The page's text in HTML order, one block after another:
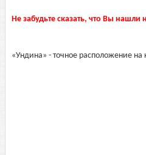
Не забудьте сказать, что Вы нашли
«Ундина» - точное расположение на